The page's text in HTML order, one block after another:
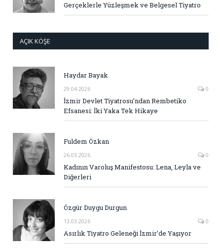
Gerçeklerle Yüzleşmek ve Belgesel Tiyatro
AÇIK KÖŞE
Haydar Bayak
29.04.2026 0
İzmir Devlet Tiyatrosu’ndan Rembetiko
Efsanesi: İki Yaka Tek Hikaye
Fuldem Özkan
26.03.2026 0
Kadının Varoluş Manifestosu: Lena, Leyla ve
Diğerleri
Özgür Duygu Durgun
13.03.2026 0
Asırlık Tiyatro Geleneği İzmir’de Yaşıyor